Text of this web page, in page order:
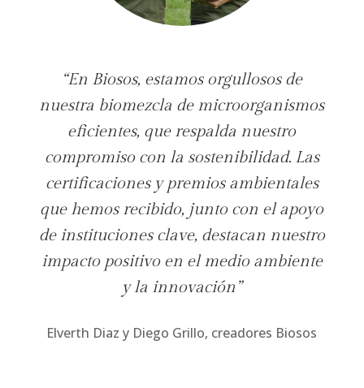
“En Biosos, estamos orgullosos de
nuestra biomezcla de microorganismos
eficientes, que respalda nuestro
compromiso con la sostenibilidad. Las
certificaciones y premios ambientales
que hemos recibido, junto con el apoyo
de instituciones clave, destacan nuestro
impacto positivo en el medio ambiente
y la innovación”
Elverth Diazy Diego Grillo, creadores Biosos